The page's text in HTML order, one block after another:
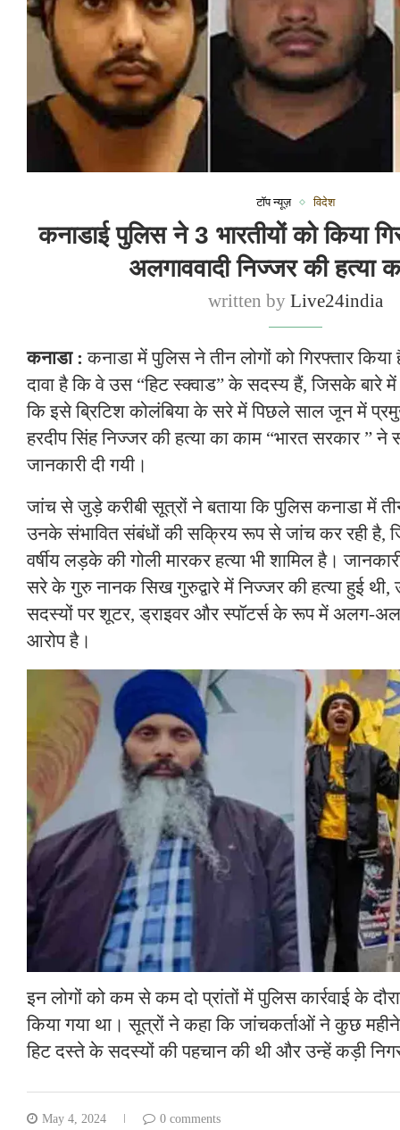
टॉप न्यूज़ विदेश
कनाडाई पुलिस ने 3 भारतीयों को किया
अलगाववादी निज्जर की हत्या
written byLive24india
कनाडा :कनाडा में पुलिस ने तीन लोगों को गिरफ्तार
दावा है कि वे उस “हिट स्क्वाड” के सदस्य हैं, जिसके बारे
कि इसे ब्रिटिश कोलंबिया के सरे में पिछले साल जून में
हरदीप सिंह निज्जर की हत्या का काम “भारत सरकार ” ने
जानकारी दी गयी।
जांच से जुड़े करीबी सूत्रों ने बताया कि पुलिस कनाडा में
उनके संभावित संबंधों की सक्रिय रूप से जांच कर रही है,
वर्षीय लड़के की गोली मारकर हत्या भी शामिल है।
सरे के गुरु नानक सिख गुरुद्वारे में निज्जर की हत्या हुई थी,
सदस्यों पर शूटर, ड्राइवर और स्पॉटर्स के रूप में अलग-
आरोप है।
इन लोगों को कम से कम दो प्रांतों में पुलिस कार्रवाई के
किया गया था। सूत्रों ने कहा कि जांचकर्ताओं ने कुछ
हिट दस्ते के सदस्यों की पहचान की थी और उन्हें कड़ी
May 4, 2024 0 comments